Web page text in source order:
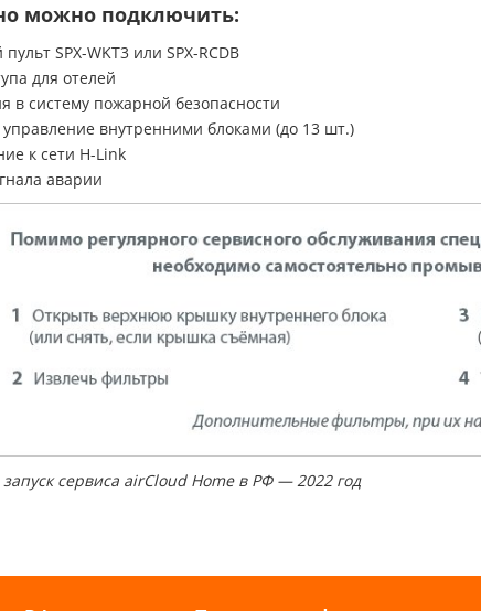
можно подключить:
SPX-WKT3 или SPX-RCDB
для отелей
в систему пожарной безопасности
управление внутренними блоками (до 13 шт.)
к сети H-Link
аварии
сервиса airCloud Home в РФ — 2022 год